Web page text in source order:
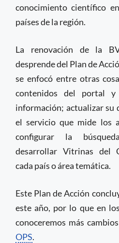
conocimiento científico
países de la región.
La renovación de la
desprende del Plan de
se enfocó entre otras
contenidos del portal
información; actualizar su
el servicio que mide los
configurar la
desarrollar Vitrinas del
cada país o área temática.
Este Plan de Acción
este año, por lo que en
conoceremos más
OPS.